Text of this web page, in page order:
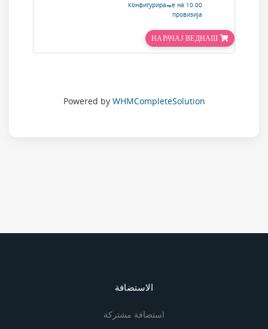
10.00 Конфигурирање на
провизија
Powered by WHMCompleteSolution
الاستضافة
استضافة مشتركة